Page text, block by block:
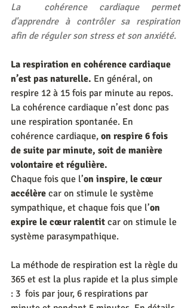
La  cohérence cardiaque permet
d'apprendre à contrôler sa respiration
afin de réguler son stress et son anxiété.
La respiration en cohérence cardiaque
n’est pas naturelle. En général, on
respire 12 à 15 fois par minute au repos.
La cohérence cardiaque n’est donc pas
une respiration spontanée. En
cohérence cardiaque, on respire 6 fois
de suite par minute, soit de manière
volontaire et régulière.
Chaque fois que l’on inspire, le cœur
accélère car on stimule le système
sympathique, et chaque fois que l’on
expire le cœur ralentit car on stimule le
système parasympathique.
La méthode de respiration est la règle du
365 et est la plus rapide et la plus simple
: 3  fois par jour, 6 respirations par